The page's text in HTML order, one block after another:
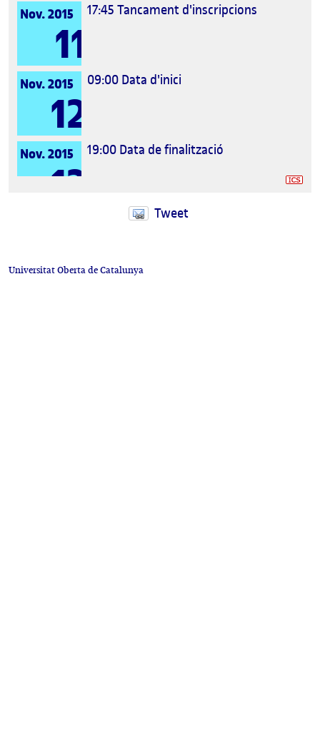
Nov. 2015
11
17:45 Tancament d'inscripcions
Nov. 2015
12
09:00 Data d'inici
Nov. 2015
12
19:00 Data de finalització
Tweet
Universitat Oberta de Catalunya